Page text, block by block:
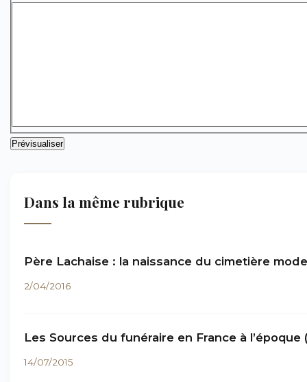
Dans la même rubrique
Père Lachaise : la naissance du cimetière
2/04/2016
Les Sources du funéraire en France à l’époque
14/07/2015